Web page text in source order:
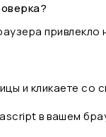
привлекло
и кликаете
в вашем